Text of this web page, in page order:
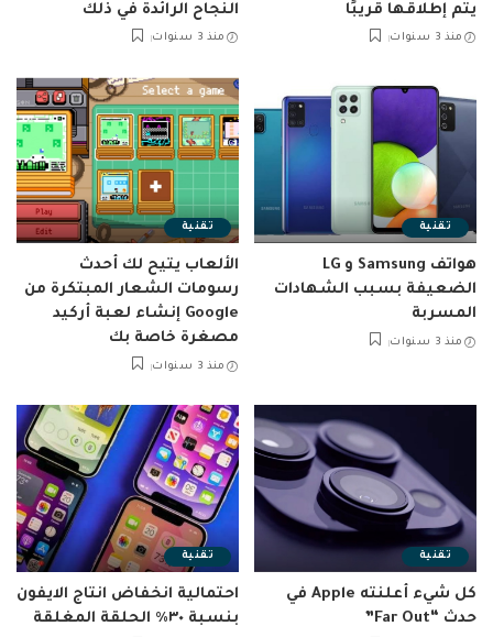
يتم إطلاقها قريبًا
منذ 3 سنوات
النجاح الرائدة في ذلك
منذ 3 سنوات
تقنية
هواتف Samsung و LG
الضعيفة بسبب الشهادات
المسربة
منذ 3 سنوات
تقنية
الألعاب يتيح لك أحدث
رسومات الشعار المبتكرة من
Google إنشاء لعبة أركيد
مصغرة خاصة بك
منذ 3 سنوات
تقنية
كل شيء أعلنته Apple في
حدث “Far Out”
تقنية
احتمالية انخفاض انتاج الايفون
بنسبة ٣٠٪ الحلقة المغلقة